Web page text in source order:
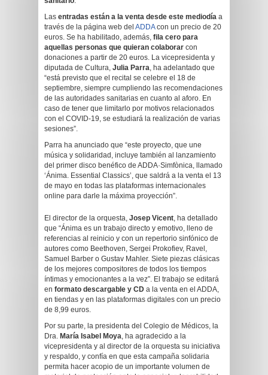
Las entradas están a la venta desde este mediodía a
través de la página web del ADDAcon un precio de 20
euros. Se ha habilitado, además, fila cero para
aquellas personas que quieran colaborar con
donaciones a partir de 20 euros. La vicepresidenta y
diputada de Cultura, Julia Parra, ha adelantado que
“está previsto que el recital se celebre el 18 de
septiembre, siempre cumpliendo las recomendaciones
de las autoridades sanitarias en cuanto al aforo. En
caso de tener que limitarlo por motivos relacionados
con el COVID-19, se estudiará la realización de varias
sesiones”.
Parra ha anunciado que “este proyecto, que une
música y solidaridad, incluye también al lanzamiento
del primer disco benéfico de ADDA·Simfònica, llamado
‘Ánima. Essential Classics’, que saldrá a la venta el 13
de mayo en todas las plataformas internacionales
online para darle la máxima proyección”.
El director de la orquesta, Josep Vicent, ha detallado
que “Ánima es un trabajo directo y emotivo, lleno de
referencias al reinicio y con un repertorio sinfónico de
autores como Beethoven, Sergei Prokofiev, Ravel,
Samuel Barber o Gustav Mahler. Siete piezas clásicas
de los mejores compositores de todos los tiempos
íntimas y emocionantes a la vez”. El trabajo se editará
en formato descargable y CD a la venta en el ADDA,
en tiendas y en las plataformas digitales con un precio
de 8,99 euros.
Por su parte, la presidenta del Colegio de Médicos, la
Dra. María Isabel Moya, ha agradecido a la
vicepresidenta y al director de la orquesta su iniciativa
y respaldo, y confía en que esta campaña solidaria
permita hacer acopio de un importante volumen de